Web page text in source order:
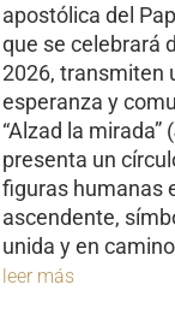
apostólica del
que se celebrará
2026, transmiten
esperanza y
“Alzad la
presenta un
figuras humanas
ascendente,
unida y en
leer más